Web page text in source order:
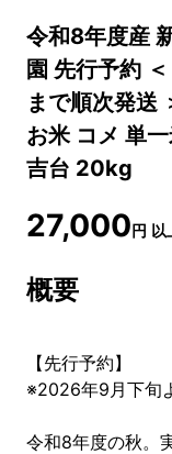
令和8年度産
園 先行予約
まで順次発送
お米 コメ 単
吉台 20kg
27,000円 以
概要
【先行予約】
※2026年9月下旬
令和8年度の秋。